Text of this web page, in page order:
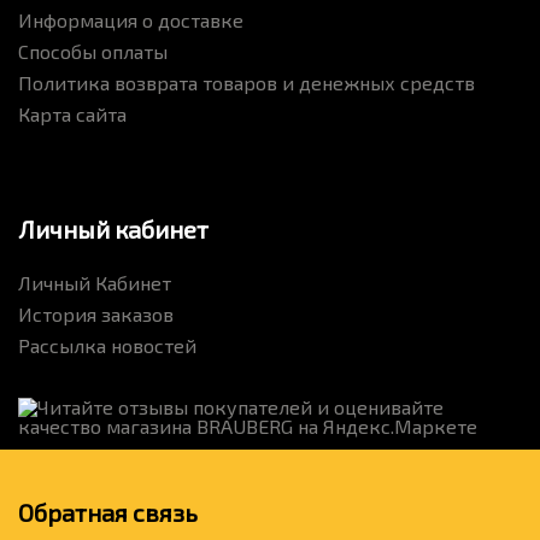
Информация о доставке
Способы оплаты
Политика возврата товаров и денежных средств
Карта сайта
Личный кабинет
Личный Кабинет
История заказов
Рассылка новостей
Обратная связь